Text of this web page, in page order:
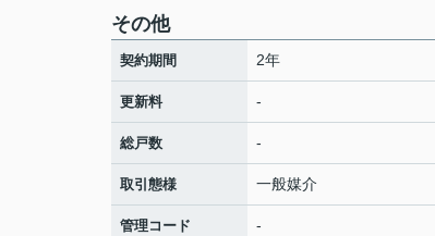
その他
契約期間 2年
更新料 -
総戸数 -
取引態様 一般媒介
管理コード -